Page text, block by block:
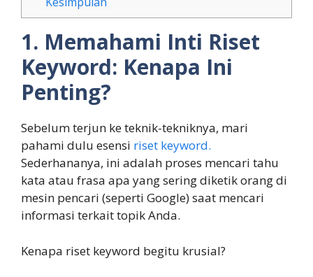
1. Memahami Inti Riset
Keyword: Kenapa Ini
Penting?
Sebelum terjun ke teknik-tekniknya, mari
pahami dulu esensi riset keyword.
Sederhananya, ini adalah proses mencari tahu
kata atau frasa apa yang sering diketik orang di
mesin pencari (seperti Google) saat mencari
informasi terkait topik Anda.
Kenapa riset keyword begitu krusial?